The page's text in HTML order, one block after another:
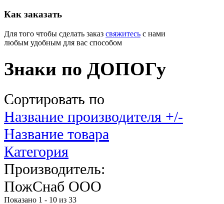
Как заказать
Для того чтобы сделать заказ свяжитесь с нами
любым удобным для вас способом
Знаки по ДОПОГу
Сортировать по
Название производителя +/-
Название товара
Категория
Производитель:
ПожСнаб ООО
Показано 1 - 10 из 33